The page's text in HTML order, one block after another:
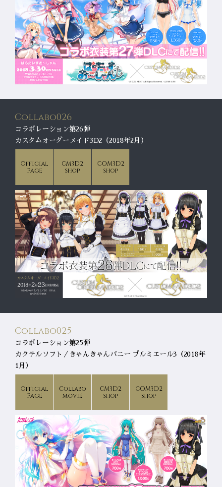
Collabo026
コラボレーション第26弾
カスタムオーダーメイド3D2（2018年2月）
Official
Page
CM3D2
shop
COM3D2
shop
Collabo025
コラボレーション第25弾
カクテルソフト／きゃんきゃんバニー プルミエール3（2018年
1月）
Official
Page
Collabo
movie
CM3D2
shop
COM3D2
shop